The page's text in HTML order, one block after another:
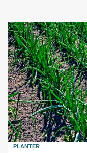
PLANTER